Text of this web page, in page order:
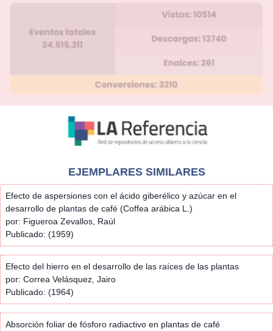
EJEMPLARES SIMILARES
Efecto de aspersiones con el ácido giberélico y azúcar en el
desarrollo de plantas de café (Coffea arábica L.)
por: Figueroa Zevallos, Raúl
Publicado: (1959)
Efecto del hierro en el desarrollo de las raíces de las plantas
por: Correa Velásquez, Jairo
Publicado: (1964)
Absorción foliar de fósforo radiactivo en plantas de café